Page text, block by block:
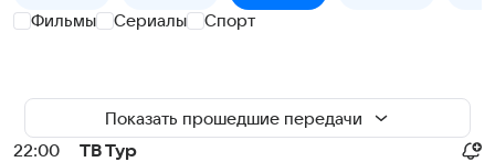
Фильмы Сериалы Спорт
Показать прошедшие передачи
22:00
ТВ Тур